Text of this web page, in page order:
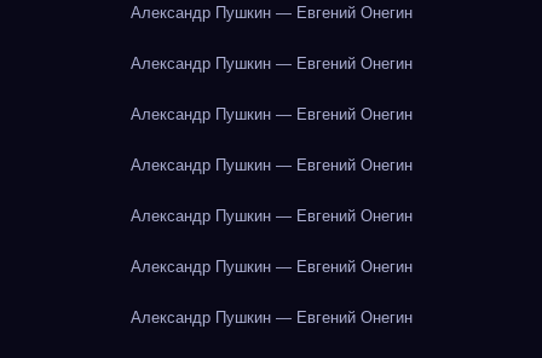
Александр Пушкин — Евгений Онегин
Александр Пушкин — Евгений Онегин
Александр Пушкин — Евгений Онегин
Александр Пушкин — Евгений Онегин
Александр Пушкин — Евгений Онегин
Александр Пушкин — Евгений Онегин
Александр Пушкин — Евгений Онегин